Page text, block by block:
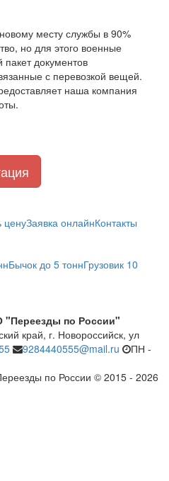
месту службы в 90%
но для этого военные
документов
с перевозкой вещей.
наша компания
ценуЗаявка онлайнКонтакты
Бычок до 5 тоннГрузовик 10
по России"
край, г. Новороссийск, ул
9284440555@mail.ru
ПН -
по России © 2015 - 2026